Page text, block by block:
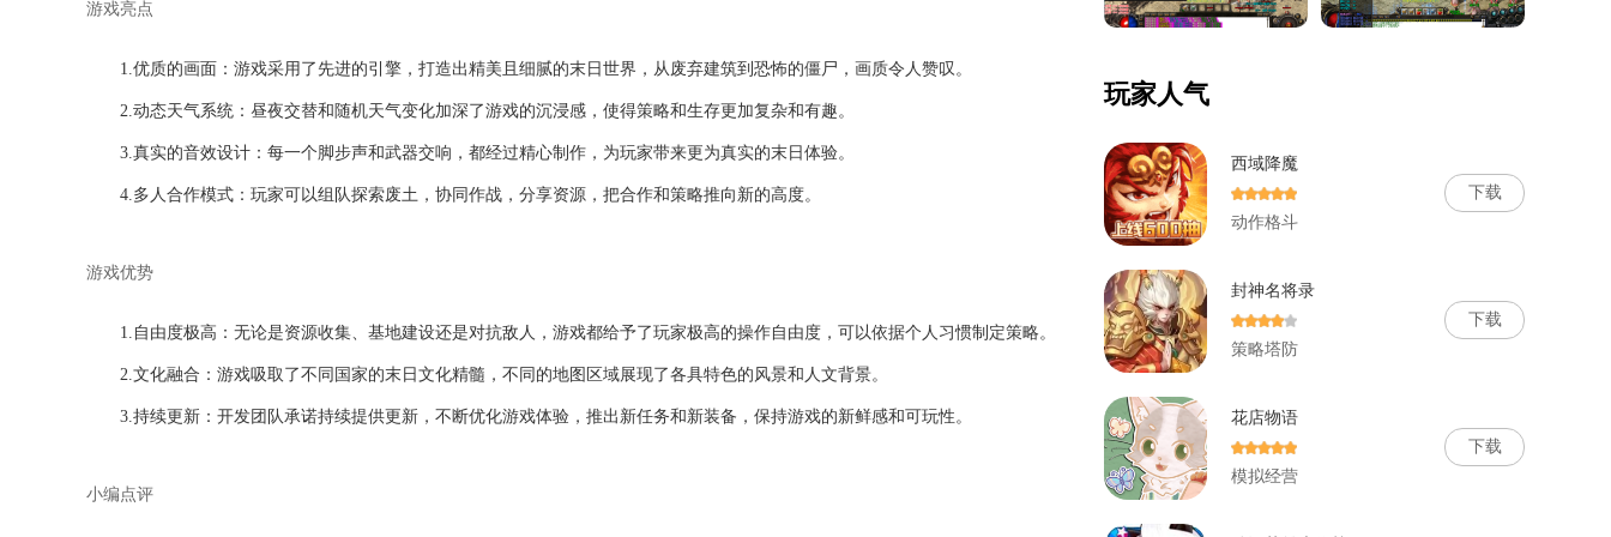
游戏亮点
1.优质的画面：游戏采用了先进的引擎，打造出精美且细腻的末日世界，从废弃建筑到恐怖的僵尸，画质令人赞叹。
2.动态天气系统：昼夜交替和随机天气变化加深了游戏的沉浸感，使得策略和生存更加复杂和有趣。
3.真实的音效设计：每一个脚步声和武器交响，都经过精心制作，为玩家带来更为真实的末日体验。
4.多人合作模式：玩家可以组队探索废土，协同作战，分享资源，把合作和策略推向新的高度。
游戏优势
1.自由度极高：无论是资源收集、基地建设还是对抗敌人，游戏都给予了玩家极高的操作自由度，可以依据个人习惯制定策略。
2.文化融合：游戏吸取了不同国家的末日文化精髓，不同的地图区域展现了各具特色的风景和人文背景。
3.持续更新：开发团队承诺持续提供更新，不断优化游戏体验，推出新任务和新装备，保持游戏的新鲜感和可玩性。
小编点评
玩家人气
西域降魔
动作格斗
下载
封神名将录
策略塔防
下载
花店物语
模拟经营
下载